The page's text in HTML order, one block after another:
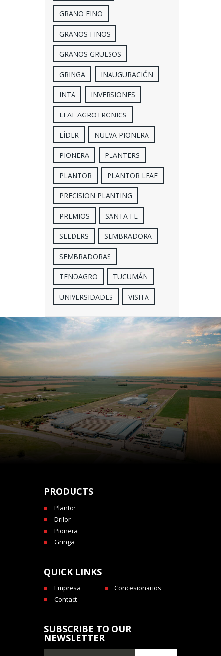
GRANO FINO
GRANOS FINOS
GRANOS GRUESOS
GRINGA INAUGURACIÓN
INTA INVERSIONES
LEAF AGROTRONICS
LÍDER NUEVA PIONERA
PIONERA PLANTERS
PLANTOR PLANTOR LEAF
PRECISION PLANTING
PREMIOS SANTA FE
SEEDERS SEMBRADORA
SEMBRADORAS
TENOAGRO TUCUMÁN
UNIVERSIDADES VISITA
PRODUCTS
Plantor
Drilor
Pionera
Gringa
QUICK LINKS
Empresa
Concesionarios
Contact
SUBSCRIBE TO OUR
NEWSLETTER